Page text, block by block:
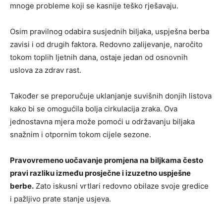
mnoge probleme koji se kasnije teško rješavaju.
Osim pravilnog odabira susjednih biljaka, uspješna berba
zavisi i od drugih faktora. Redovno zalijevanje, naročito
tokom toplih ljetnih dana, ostaje jedan od osnovnih
uslova za zdrav rast.
Također se preporučuje uklanjanje suvišnih donjih listova
kako bi se omogućila bolja cirkulacija zraka. Ova
jednostavna mjera može pomoći u održavanju biljaka
snažnim i otpornim tokom cijele sezone.
Pravovremeno uočavanje promjena na biljkama često
pravi razliku između prosječne i izuzetno uspješne
berbe. Zato iskusni vrtlari redovno obilaze svoje gredice
i pažljivo prate stanje usjeva.